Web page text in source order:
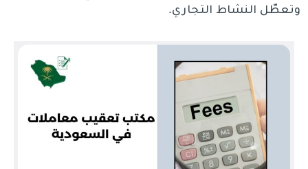
وتعطّل النشاط التجاري.